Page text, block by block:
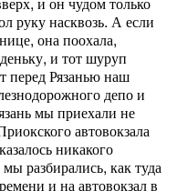
руку насквозь. А если
она поохала,
и тот шуруп
перед Рязанью наш
депо и
мы приехали не
автовокзала
никакого
разбирались, как туда
и на автовокзал в